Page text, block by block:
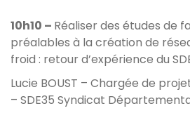
10h10 – Réaliser des études de
préalables à la création de
froid : retour d’expérience du
Lucie BOUST – Chargée de
– SDE35 Syndicat